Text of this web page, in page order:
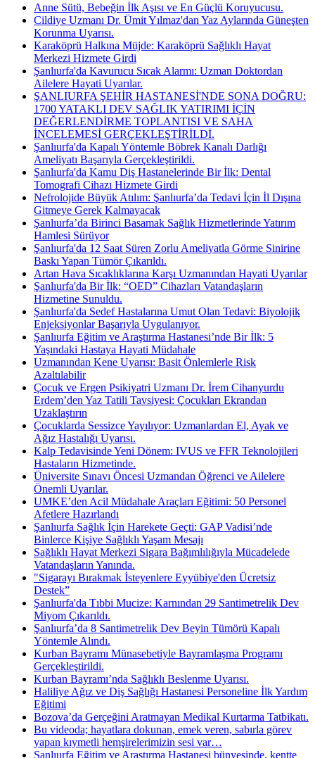
Anne Sütü, Bebeğin İlk Aşısı ve En Güçlü Koruyucusu.
Cildiye Uzmanı Dr. Ümit Yılmaz'dan Yaz Aylarında Güneşten
Korunma Uyarısı.
Karaköprü Halkına Müjde: Karaköprü Sağlıklı Hayat
Merkezi Hizmete Girdi
Şanlıurfa'da Kavurucu Sıcak Alarmı: Uzman Doktordan
Ailelere Hayati Uyarılar.
ŞANLIURFA ŞEHİR HASTANESİ'NDE SONA DOĞRU:
1700 YATAKLI DEV SAĞLIK YATIRIMI İÇİN
DEĞERLENDİRME TOPLANTISI VE SAHA
İNCELEMESİ GERÇEKLEŞTİRİLDİ.
Şanlıurfa'da Kapalı Yöntemle Böbrek Kanalı Darlığı
Ameliyatı Başarıyla Gerçekleştirildi.
Şanlıurfa'da Kamu Diş Hastanelerinde Bir İlk: Dental
Tomografi Cihazı Hizmete Girdi
Nefrolojide Büyük Atılım: Şanlıurfa’da Tedavi İçin İl Dışına
Gitmeye Gerek Kalmayacak
Şanlıurfa’da Birinci Basamak Sağlık Hizmetlerinde Yatırım
Hamlesi Sürüyor
Şanlıurfa'da 12 Saat Süren Zorlu Ameliyatla Görme Sinirine
Baskı Yapan Tümör Çıkarıldı.
Artan Hava Sıcaklıklarına Karşı Uzmanından Hayati Uyarılar
Şanlıurfa'da Bir İlk: “OED” Cihazları Vatandaşların
Hizmetine Sunuldu.
Şanlıurfa'da Sedef Hastalarına Umut Olan Tedavi: Biyolojik
Enjeksiyonlar Başarıyla Uygulanıyor.
Şanlıurfa Eğitim ve Araştırma Hastanesi’nde Bir İlk: 5
Yaşındaki Hastaya Hayati Müdahale
Uzmanından Kene Uyarısı: Basit Önlemlerle Risk
Azaltılabilir
Çocuk ve Ergen Psikiyatri Uzmanı Dr. İrem Cihanyurdu
Erdem’den Yaz Tatili Tavsiyesi: Çocukları Ekrandan
Uzaklaştırın
Çocuklarda Sessizce Yayılıyor: Uzmanlardan El, Ayak ve
Ağız Hastalığı Uyarısı.
Kalp Tedavisinde Yeni Dönem: IVUS ve FFR Teknolojileri
Hastaların Hizmetinde.
Üniversite Sınavı Öncesi Uzmandan Öğrenci ve Ailelere
Önemli Uyarılar.
UMKE’den Acil Müdahale Araçları Eğitimi: 50 Personel
Afetlere Hazırlandı
Şanlıurfa Sağlık İçin Harekete Geçti: GAP Vadisi’nde
Binlerce Kişiye Sağlıklı Yaşam Mesajı
Sağlıklı Hayat Merkezi Sigara Bağımlılığıyla Mücadelede
Vatandaşların Yanında.
"Sigarayı Bırakmak İsteyenlere Eyyübiye'den Ücretsiz
Destek”
Şanlıurfa'da Tıbbi Mucize: Karnından 29 Santimetrelik Dev
Miyom Çıkarıldı.
Şanlıurfa’da 8 Santimetrelik Dev Beyin Tümörü Kapalı
Yöntemle Alındı.
Kurban Bayramı Münasebetiyle Bayramlaşma Programı
Gerçekleştirildi.
Kurban Bayramı’nda Sağlıklı Beslenme Uyarısı.
Haliliye Ağız ve Diş Sağlığı Hastanesi Personeline İlk Yardım
Eğitimi
Bozova’da Gerçeğini Aratmayan Medikal Kurtarma Tatbikatı.
Bu videoda; hayatlara dokunan, emek veren, sabırla görev
yapan kıymetli hemşirelerimizin sesi var…
Şanlıurfa Eğitim ve Araştırma Hastanesi bünyesinde, kentte